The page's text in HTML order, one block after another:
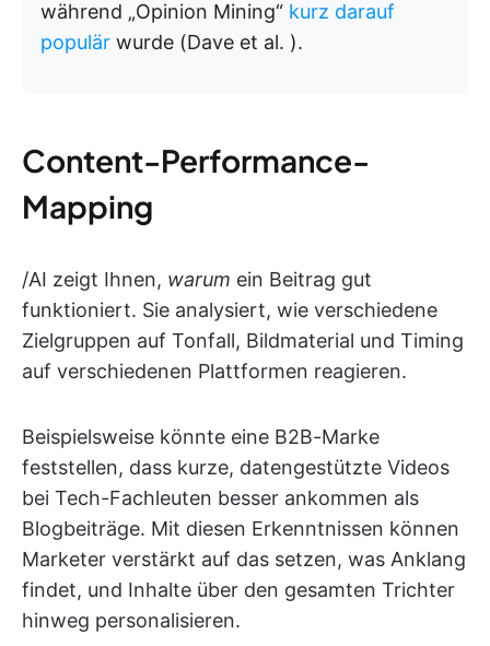
während „Opinion Mining“ kurz darauf
populär wurde (Dave et al. ).
Content-Performance-
Mapping
/AI zeigt Ihnen, warum ein Beitrag gut
funktioniert. Sie analysiert, wie verschiedene
Zielgruppen auf Tonfall, Bildmaterial und Timing
auf verschiedenen Plattformen reagieren.
Beispielsweise könnte eine B2B-Marke
feststellen, dass kurze, datengestützte Videos
bei Tech-Fachleuten besser ankommen als
Blogbeiträge. Mit diesen Erkenntnissen können
Marketer verstärkt auf das setzen, was Anklang
findet, und Inhalte über den gesamten Trichter
hinweg personalisieren.